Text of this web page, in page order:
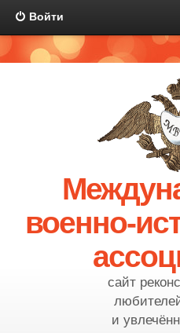
Войти
военно-
сайт
и